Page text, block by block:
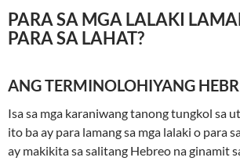
PARA SA MGA LALAKI
PARA SA LAHAT?
ANG TERMINOLOHIYANG
Isa sa mga karaniwang tanong tungkol sa
ito ba ay para lamang sa mga lalaki o para
ay makikita sa salitang Hebreo na ginamit